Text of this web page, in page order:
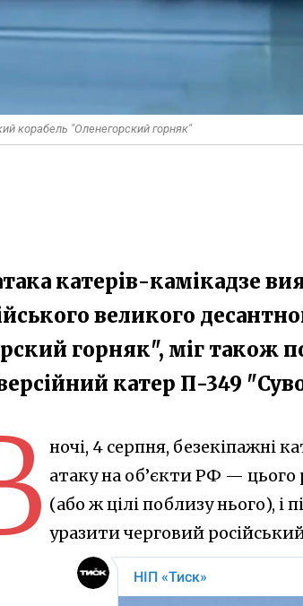
корабель "Оленегорский горняк"
катерів-камікадзе
великого
горняк", міг також
катер П-349
ночі, 4 серпня, безекіпажні
атаку на об’єкти РФ — цього
(або ж цілі поблизу нього), і
уразити черговий